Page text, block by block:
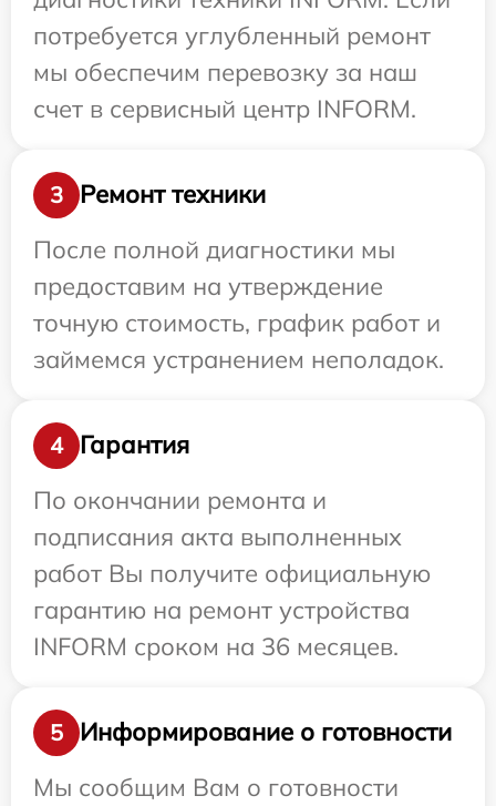
потребуется углубленный ремонт
мы обеспечим перевозку за наш
счет в сервисный центр INFORM.
3
Ремонт техники
После полной диагностики мы
предоставим на утверждение
точную стоимость, график работ и
займемся устранением неполадок.
4
Гарантия
По окончании ремонта и
подписания акта выполненных
работ Вы получите официальную
гарантию на ремонт устройства
INFORM сроком на 36 месяцев.
5
Информирование о готовности
Мы сообщим Вам о готовности